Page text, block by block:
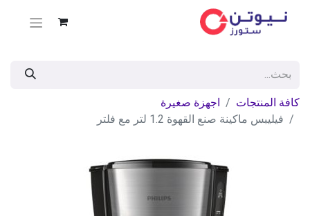
كافة المنتجات
اجهزة صغيرة
فيليبس ماكينة صنع القهوة 1.2 لتر مع فلتر